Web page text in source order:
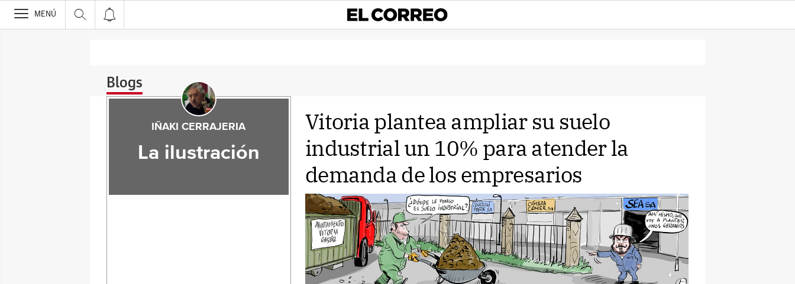
>
MENÚ
Blogs
Vitoria plantea ampliar su suelo
industrial un 10% para atender la
demanda de los empresarios
IÑAKI CERRAJERIA
La ilustración